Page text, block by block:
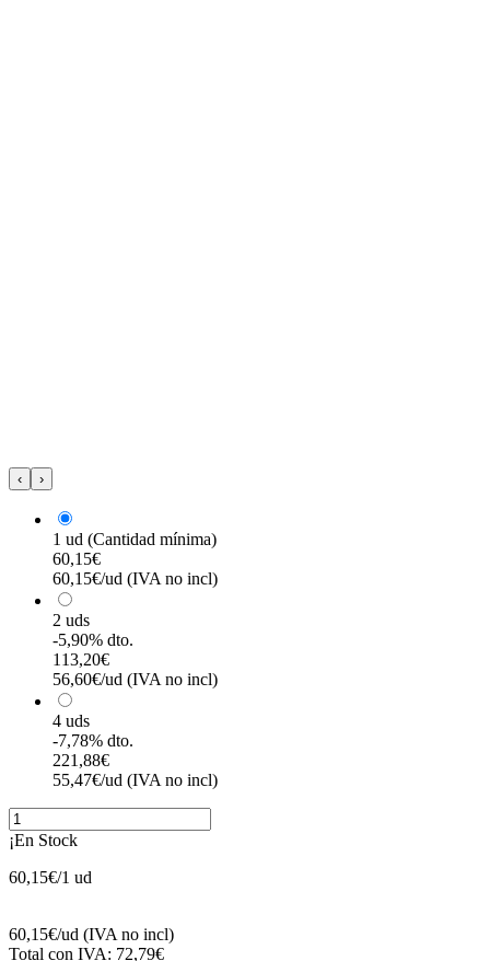
‹ ›
1 ud (Cantidad mínima)
60,15€
60,15€/ud (IVA no incl)
2 uds
-5,90% dto.
113,20€
56,60€/ud (IVA no incl)
4 uds
-7,78% dto.
221,88€
55,47€/ud (IVA no incl)
¡En Stock
60,15€/1 ud
60,15€/ud (IVA no incl)
Total con IVA: 72,79€